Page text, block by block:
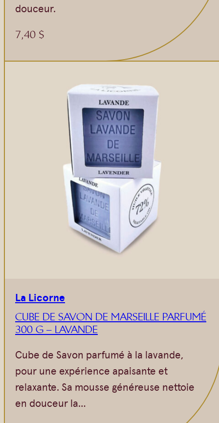
douceur.
7,40 $
La Licorne
CUBE DE SAVON DE MARSEILLE PARFUMÉ
300 G – LAVANDE
Cube de Savon parfumé à la lavande,
pour une expérience apaisante et
relaxante. Sa mousse généreuse nettoie
en douceur la…